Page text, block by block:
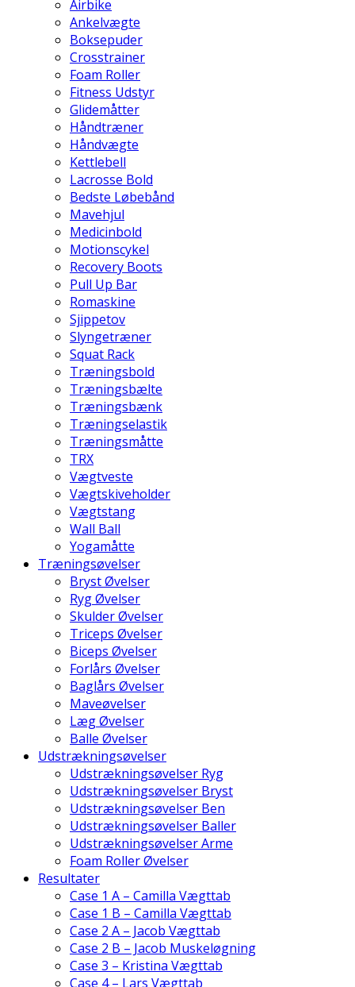
Airbike
Ankelvægte
Boksepuder
Crosstrainer
Foam Roller
Fitness Udstyr
Glidemåtter
Håndtræner
Håndvægte
Kettlebell
Lacrosse Bold
Bedste Løbebånd
Mavehjul
Medicinbold
Motionscykel
Recovery Boots
Pull Up Bar
Romaskine
Sjippetov
Slyngetræner
Squat Rack
Træningsbold
Træningsbælte
Træningsbænk
Træningselastik
Træningsmåtte
TRX
Vægtveste
Vægtskiveholder
Vægtstang
Wall Ball
Yogamåtte
Træningsøvelser
Bryst Øvelser
Ryg Øvelser
Skulder Øvelser
Triceps Øvelser
Biceps Øvelser
Forlårs Øvelser
Baglårs Øvelser
Maveøvelser
Læg Øvelser
Balle Øvelser
Udstrækningsøvelser
Udstrækningsøvelser Ryg
Udstrækningsøvelser Bryst
Udstrækningsøvelser Ben
Udstrækningsøvelser Baller
Udstrækningsøvelser Arme
Foam Roller Øvelser
Resultater
Case 1 A – Camilla Vægttab
Case 1 B – Camilla Vægttab
Case 2 A – Jacob Vægttab
Case 2 B – Jacob Muskeløgning
Case 3 – Kristina Vægttab
Case 4 – Lars Vægttab